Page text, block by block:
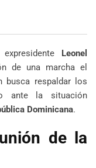
Leonel
de una marcha el
busca respaldar los
ante la situación
Dominicana.
de la